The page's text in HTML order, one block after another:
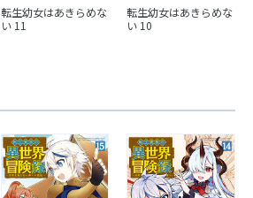
転生幼女はあきらめな
い 11
転生幼女はあきらめな
い 10